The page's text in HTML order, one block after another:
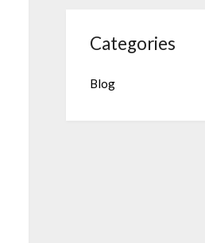
Categories
Blog